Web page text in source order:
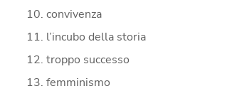
10. convivenza
11. l’incubo della storia
12. troppo successo
13. femminismo